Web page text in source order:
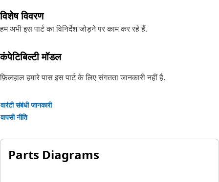
विशेष विवरण
हम अभी इस पार्ट का विनिर्देश जोड़ने पर काम कर रहे हैं.
कंपेटिबिल्टी मॉडल
फ़िलहाल हमारे पास इस पार्ट के लिए संगतता जानकारी नहीं है.
वारंटी संबंधी जानकारी
वापसी नीति
Parts Diagrams